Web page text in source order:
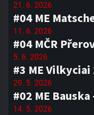
21. 6. 2026
#04 ME
11. 6. 2026
#04 MČR
5. 6. 2026
#3 ME Vilkyciai
29. 5. 2026
#02 ME
14. 5. 2026